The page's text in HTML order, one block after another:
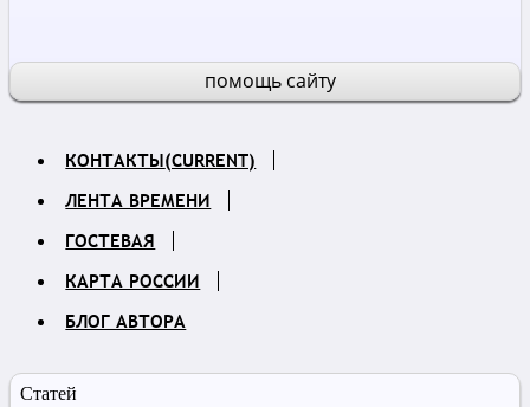
помощь сайту
КОНТАКТЫ(CURRENT)
ЛЕНТА ВРЕМЕНИ
ГОСТЕВАЯ
КАРТА РОССИИ
БЛОГ АВТОРА
Статей